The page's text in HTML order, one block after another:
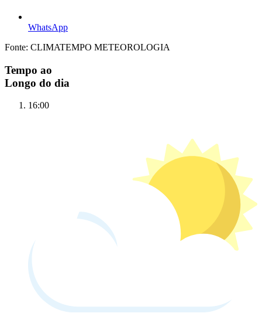
WhatsApp
Fonte: CLIMATEMPO METEOROLOGIA
Tempo ao
Longo do dia
16:00